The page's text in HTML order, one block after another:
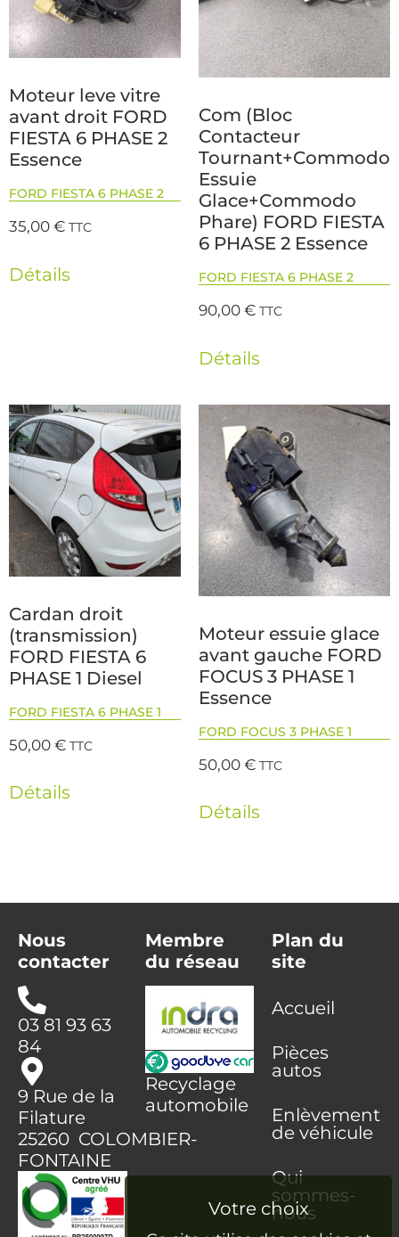
Moteur leve vitre
avant droit FORD
FIESTA 6 PHASE 2
Essence
FORD FIESTA 6 PHASE 2
35,00€ TTC
Détails
Com (Bloc
Contacteur
Tournant+Commodo
Essuie
Glace+Commodo
Phare) FORD FIESTA
6 PHASE 2 Essence
FORD FIESTA 6 PHASE 2
90,00€ TTC
Détails
Cardan droit
(transmission)
FORD FIESTA 6
PHASE 1 Diesel
FORD FIESTA 6 PHASE 1
50,00€ TTC
Détails
Moteur essuie glace
avant gauche FORD
FOCUS 3 PHASE 1
Essence
FORD FOCUS 3 PHASE 1
50,00€ TTC
Détails
Nous
contacter
03 81 93 63
84
9 Rue de la
Filature
25260 COLOMBIER-
FONTAINE
Membre
du réseau
Recyclage
automobile
Plan du
site
Accueil
Pièces
autos
Enlèvement
de véhicule
Qui
sommes-
nous